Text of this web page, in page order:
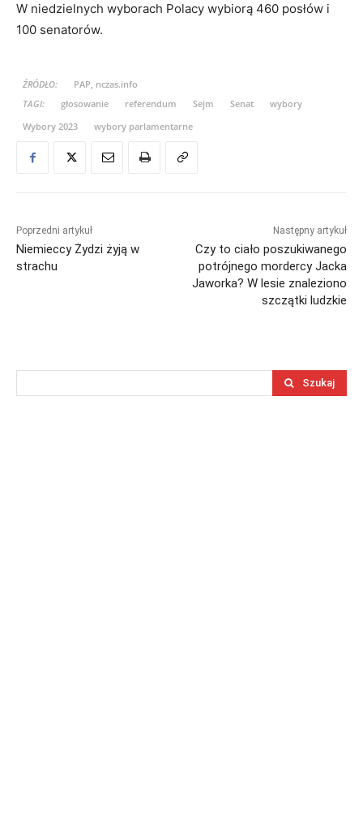
W niedzielnych wyborach Polacy wybiorą 460 posłów i
100 senatorów.
ŹRÓDŁO:
PAP, nczas.info
TAGI:
głosowanie referendum Sejm Senat
wybory
Wybory 2023
wybory parlamentarne
Poprzedni artykuł
Niemieccy Żydzi żyją w
strachu
Następny artykuł
Czy to ciało poszukiwanego
potrójnego mordercy Jacka
Jaworka? W lesie znaleziono
szczątki ludzkie
Szukaj